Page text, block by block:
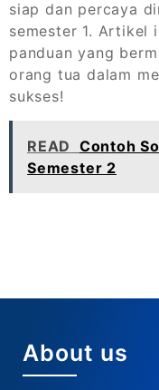
siap dan percaya
semester 1. Artikel
panduan yang
orang tua dalam
sukses!
READ Contoh
Semester 2
About us